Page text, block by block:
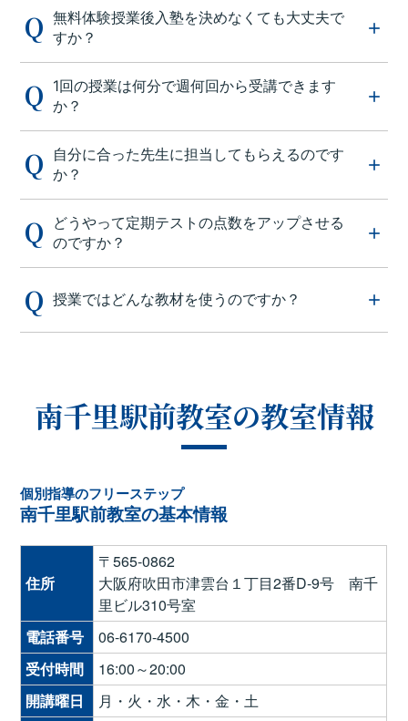
無料体験授業後入塾を決めなくても大丈夫で
すか？
1回の授業は何分で週何回から受講できます
か？
自分に合った先生に担当してもらえるのです
か？
どうやって定期テストの点数をアップさせる
のですか？
授業ではどんな教材を使うのですか？
南千里駅前教室の教室情報
個別指導のフリーステップ
南千里駅前教室の基本情報
住所
〒565-0862
大阪府吹田市津雲台１丁目2番D-9号 南千
里ビル310号室
電話番号
06-6170-4500
受付時間
16:00～20:00
開講曜日
月・火・水・木・金・土